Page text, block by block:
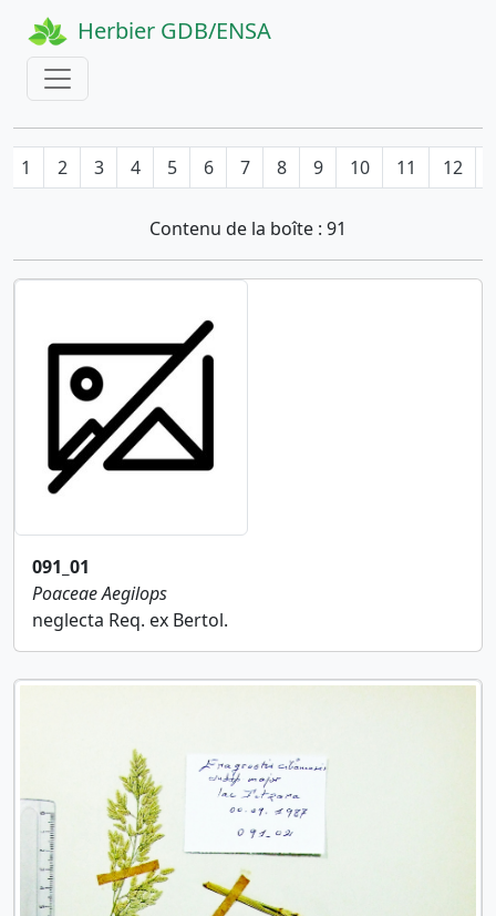
Herbier GDB/ENSA
1 2 3 4 5 6 7 8 9 10 11 12
Contenu de la boîte : 91
091_01
PoaceaeAegilops
neglecta Req. ex Bertol.